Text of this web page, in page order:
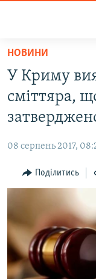
Перейти
основного
матеріалу
до
основної
навігації
Перейти
до
ВОДА.КРИМ
ВІДЕО ТА ФОТО
БЛОГИ
ПОГЛЯД
ВСЕ ЗА ДЕНЬ
СПЕЦПРОЕКТИ
ДЕПОРТАЦІЯ
ЯК ОБІЙТИ
НОВИНИ
У Криму
сміттяра,
08 серпень 2017,
Поділитись